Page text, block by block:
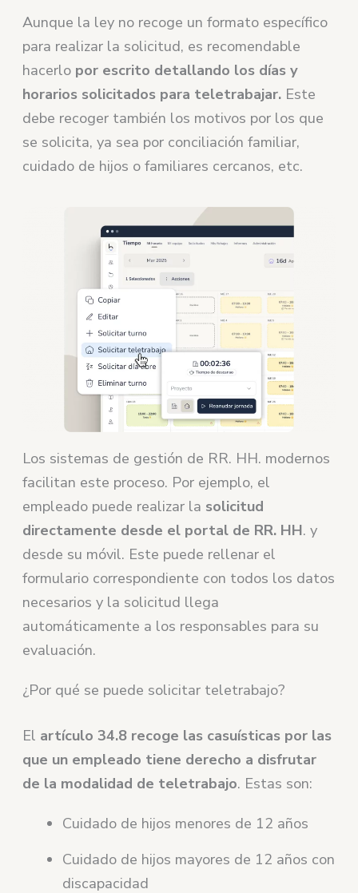
Aunque la ley no recoge un formato específico
para realizar la solicitud, es recomendable
hacerlo por escrito detallando los días y
horarios solicitados para teletrabajar. Este
debe recoger también los motivos por los que
se solicita, ya sea por conciliación familiar,
cuidado de hijos o familiares cercanos, etc.
Los sistemas de gestión de RR. HH. modernos
facilitan este proceso. Por ejemplo, el
empleado puede realizar la solicitud
directamente desde el portal de RR. HH. y
desde su móvil. Este puede rellenar el
formulario correspondiente con todos los datos
necesarios y la solicitud llega
automáticamente a los responsables para su
evaluación.
¿Por qué se puede solicitar teletrabajo?
El artículo 34.8 recoge las casuísticas por las
que un empleado tiene derecho a disfrutar
de la modalidad de teletrabajo. Estas son:
Cuidado de hijos menores de 12 años
Cuidado de hijos mayores de 12 años con
discapacidad